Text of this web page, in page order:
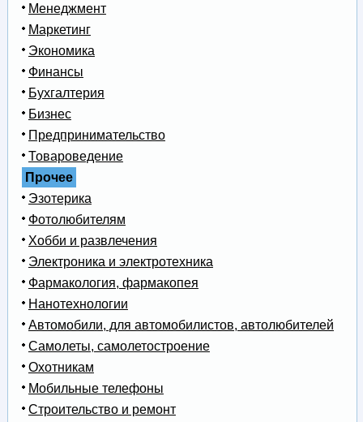
Менеджмент
Маркетинг
Экономика
Финансы
Бухгалтерия
Бизнес
Предпринимательство
Товароведение
Прочее
Эзотерика
Фотолюбителям
Хобби и развлечения
Электроника и электротехника
Фармакология, фармакопея
Нанотехнологии
Автомобили, для автомобилистов, автолюбителей
Самолеты, самолетостроение
Охотникам
Мобильные телефоны
Строительство и ремонт